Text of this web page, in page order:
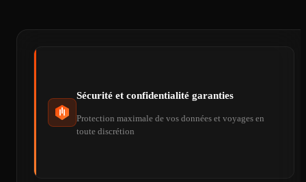
Sécurité et confidentialité garanties
Protection maximale de vos données et voyages en
toute discrétion